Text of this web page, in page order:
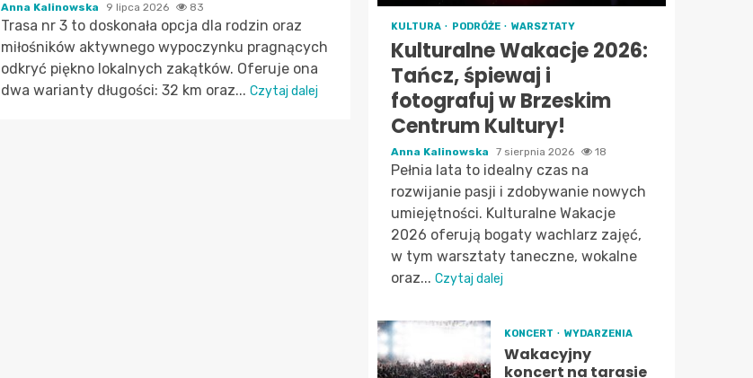
Anna Kalinowska 9 lipca 2026 83
Trasa nr 3 to doskonała opcja dla rodzin oraz
miłośników aktywnego wypoczynku pragnących
odkryć piękno lokalnych zakątków. Oferuje ona
dwa warianty długości: 32 km oraz... Czytaj dalej
KULTURA PODRÓŻE WARSZTATY
Kulturalne Wakacje 2026:
Tańcz, śpiewaj i
fotografuj w Brzeskim
Centrum Kultury!
Anna Kalinowska 7 sierpnia 2026 18
Pełnia lata to idealny czas na
rozwijanie pasji i zdobywanie nowych
umiejętności. Kulturalne Wakacje
2026 oferują bogaty wachlarz zajęć,
w tym warsztaty taneczne, wokalne
oraz... Czytaj dalej
KONCERT WYDARZENIA
Wakacyjny
koncert na tarasie